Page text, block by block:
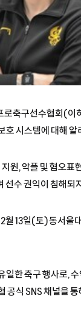
축구선수협회(이
호 시스템에 대해
원, 악플 및 혐오
선수 권익이 침해되
월 13일(토) 동서
일한 축구 행사로,
공식 SNS 채널을